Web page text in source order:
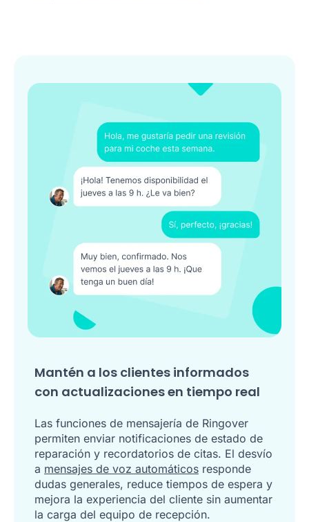
Mantén a los clientes informados
con actualizaciones en tiempo real
Las funciones de mensajería de Ringover
permiten enviar notificaciones de estado de
reparación y recordatorios de citas. El desvío
a mensajes de voz automáticos responde
dudas generales, reduce tiempos de espera y
mejora la experiencia del cliente sin aumentar
la carga del equipo de recepción.